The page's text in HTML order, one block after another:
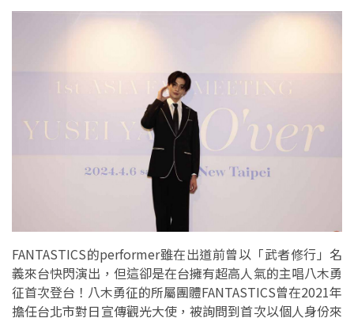
FANTASTICS的performer雖在出道前曾以「武者修行」名
義來台快閃演出，但這卻是在台擁有超高人氣的主唱八木勇
征首次登台！八木勇征的所屬團體FANTASTICS曾在2021年
擔任台北市對日宣傳觀光大使，被詢問到首次以個人身份來